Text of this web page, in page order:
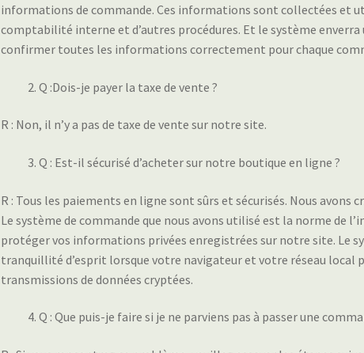
informations de commande. Ces informations sont collectées et
comptabilité interne et d’autres procédures. Et le système
confirmer toutes les informations correctement pour chaque
Q :Dois-je payer la taxe de vente ?
R : Non, il n’y a pas de taxe de vente sur notre site.
Q : Est-il sécurisé d’acheter sur notre boutique en ligne ?
R : Tous les paiements en ligne sont sûrs et sécurisés. Nous avons
Le système de commande que nous avons utilisé est la norme de
protéger vos informations privées enregistrées sur notre site. Le
tranquillité d’esprit lorsque votre navigateur et votre réseau local
transmissions de données cryptées.
Q : Que puis-je faire si je ne parviens pas à passer une